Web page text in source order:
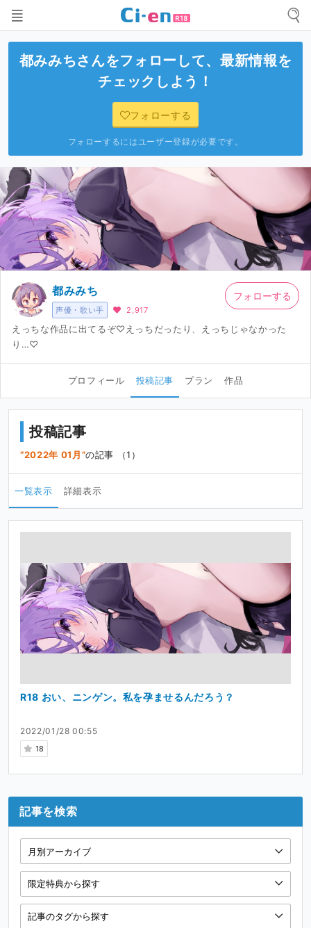
都みみちさんをフォローして、最新情報を
チェックしよう！
フォローする
フォローするにはユーザー登録が必要です。
声優・歌い手
都みみち
2,917
えっちな作品に出てるぞ♡えっちだったり、えっちじゃなかった
り…♡
フォローする
プロフィール 投稿記事 プラン 作品
投稿記事
2022年 01月 の記事 （1）
一覧表示 詳細表示
2022/01/28 00:55
18
R18 おい、ニンゲン。私を孕ませるんだろう？
記事を検索